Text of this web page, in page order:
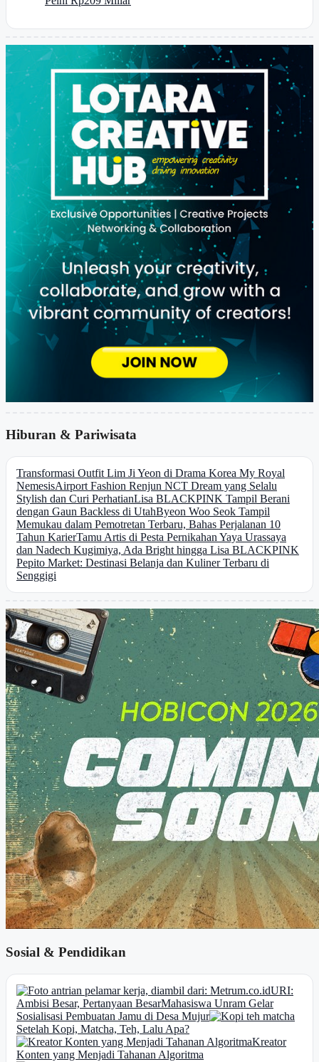
Hiburan & Pariwisata
Transformasi Outfit Lim Ji Yeon di Drama Korea My Royal
NemesisAirport Fashion Renjun NCT Dream yang Selalu
Stylish dan Curi PerhatianLisa BLACKPINK Tampil Berani
dengan Gaun Backless di UtahByeon Woo Seok Tampil
Memukau dalam Pemotretan Terbaru, Bahas Perjalanan 10
Tahun KarierTamu Artis di Pesta Pernikahan Yaya Urassaya
dan Nadech Kugimiya, Ada Bright hingga Lisa BLACKPINK
Pepito Market: Destinasi Belanja dan Kuliner Terbaru di
Senggigi
Sosial & Pendidikan
URI:
Ambisi Besar, Pertanyaan BesarMahasiswa Unram Gelar
Sosialisasi Pembuatan Jamu di Desa Mujur
Setelah Kopi, Matcha, Teh, Lalu Apa?
Kreator
Konten yang Menjadi Tahanan Algoritma